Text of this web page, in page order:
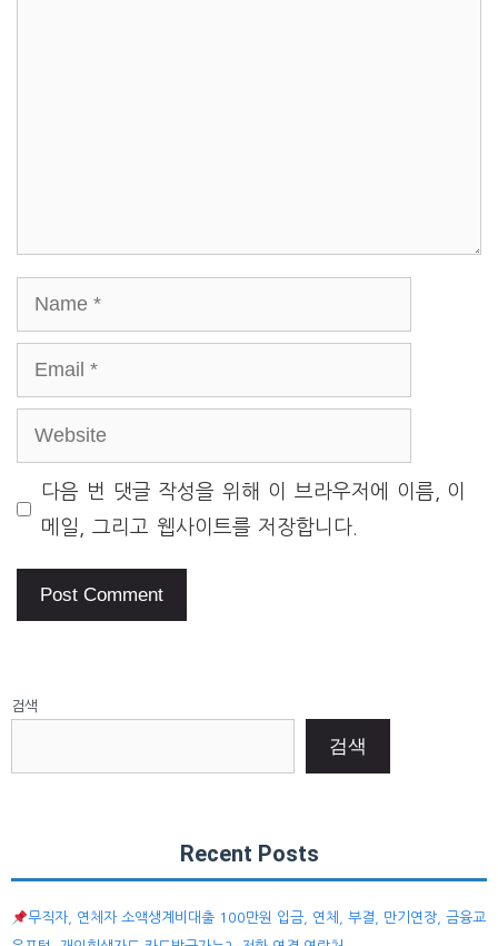
Name
Email
Website
다음 번 댓글 작성을 위해 이 브라우저에 이름, 이
메일, 그리고 웹사이트를 저장합니다.
검색
검색
Recent Posts
무직자, 연체자 소액생계비대출 100만원 입금, 연체, 부결, 만기연장, 금융교